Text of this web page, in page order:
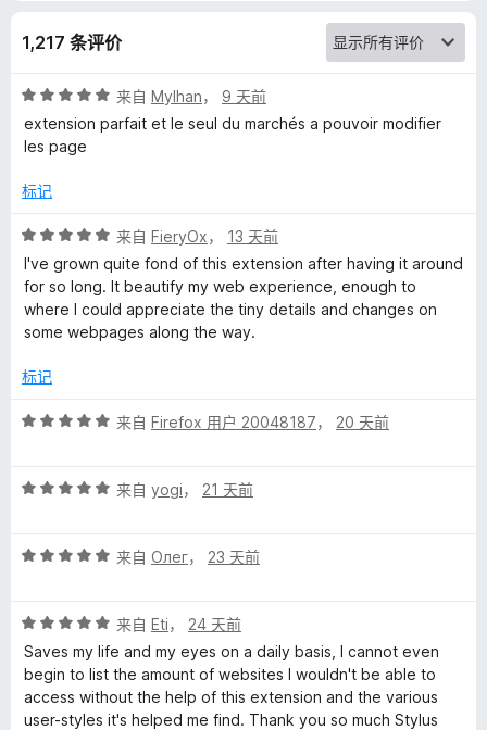
1,217 条评价
评
分
5
5
来自 Mylhan， 9 天前
extension parfait et le seul du marchés a pouvoir modifier
les page
标记
评
分
5
/
5
来自 FieryOx， 13 天前
I've grown quite fond of this extension after having it around
for so long. It beautify my web experience, enough to
where I could appreciate the tiny details and changes on
some webpages along the way.
标记
评
/
来自 Firefox 用户 20048187， 20 天前
评
/
来自 yogi， 21 天前
评
/
5
来自 Олег， 23 天前
评
分
5
/
5
来自 Eti， 24 天前
Saves my life and my eyes on a daily basis, I cannot even
begin to list the amount of websites I wouldn't be able to
access without the help of this extension and the various
user-styles it's helped me find. Thank you so much Stylus